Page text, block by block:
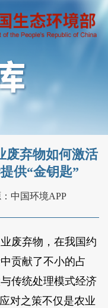
废弃物如何激活
供“金钥匙”
中国环境APP
废弃物，在我国约
贡献了不小的占
传统处理模式经济
对之策不仅是农业